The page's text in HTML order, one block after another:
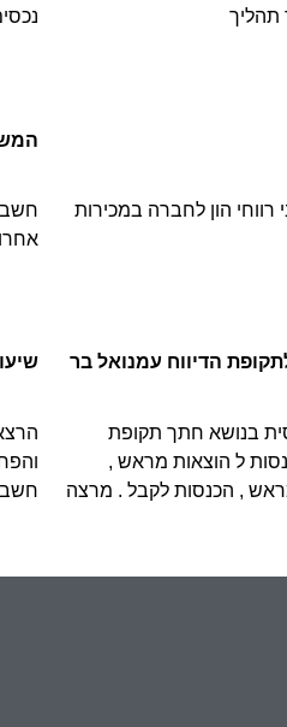
תהליך
רווחי הון לחברה במכירות
הדיווח עמנואל בר
בנושא חתך תקופת
ל הוצאות מראש ,
, הכנסות לקבל . מרצה
שיעור 9 פחת ופחת נצבר :